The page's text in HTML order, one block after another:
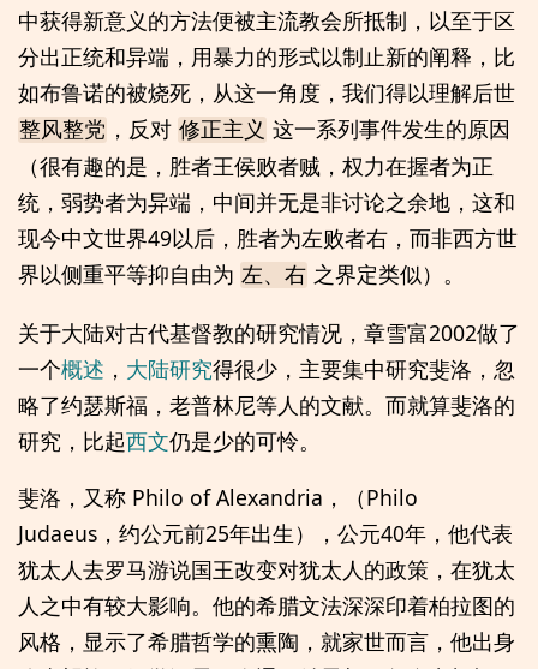
中获得新意义的方法便被主流教会所抵制，以至于区
分出正统和异端，用暴力的形式以制止新的阐释，比
如布鲁诺的被烧死，从这一角度，我们得以理解后世
整风整党 ，反对 修正主义 这一系列事件发生的原因
（很有趣的是，胜者王侯败者贼，权力在握者为正
统，弱势者为异端，中间并无是非讨论之余地，这和
现今中文世界49以后，胜者为左败者右，而非西方世
界以侧重平等抑自由为 左、右 之界定类似）。
关于大陆对古代基督教的研究情况，章雪富2002做了
一个概述 ， 大陆研究得很少，主要集中研究斐洛，忽
略了约瑟斯福，老普林尼等人的文献。而就算斐洛的
研究，比起西文仍是少的可怜。
斐洛，又称 Philo of Alexandria，（Philo
Judaeus，约公元前25年出生），公元40年，他代表
犹太人去罗马游说国王改变对犹太人的政策，在犹太
人之中有较大影响。他的希腊文法深深印着柏拉图的
风格，显示了希腊哲学的熏陶，就家世而言，他出身